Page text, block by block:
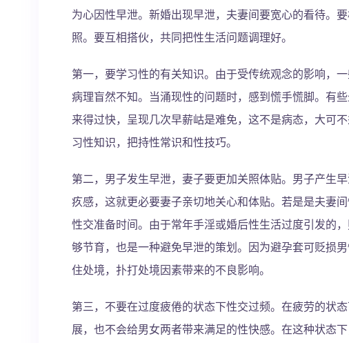
为心因性早泄。新婚出现早泄，夫妻间要宽心的看待。
照。要互相搭伙，共同把性生活问题调理好。
第一，要学习性的有关知识。由于受传统观念的影响，
病理盲然不知。当涌现性的问题时，感到慌手慌脚。有
来得过快，呈现几次早薪岵是难免，这不是病态，大可
习性知识，把持性常识和性技巧。
第二，男子发生早泄，妻子要更加关照体贴。男子产生
疚感，这就更必要妻子亲切地关心和体贴。若是是夫妻
性交准备时间。由于常年手淫或婚后性生活过度引发的
够节育，也是一种避免早泄的策划。因为避孕套可贬损
住处境，扑打处境因素带来的不良影响。
第三，不要在过度疲倦的状态下性交过频。在疲劳的状
展，也不会给男女两者带来满足的性快感。在这种状态